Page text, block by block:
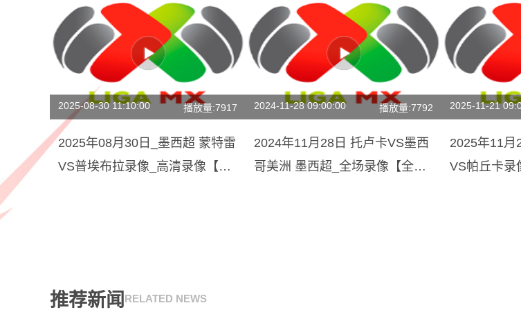
2025-08-30 11:10:00 播放量:7917
2025年08月30日_墨西超 蒙特雷
VS普埃布拉录像_高清录像【全
2024-11-28 09:00:00 播放量:7792
2024年11月28日 托卢卡VS墨西
哥美洲 墨西超_全场录像【全场
2025-11-21
2025年11月
VS帕丘卡录
推荐新闻 RELATED NEWS